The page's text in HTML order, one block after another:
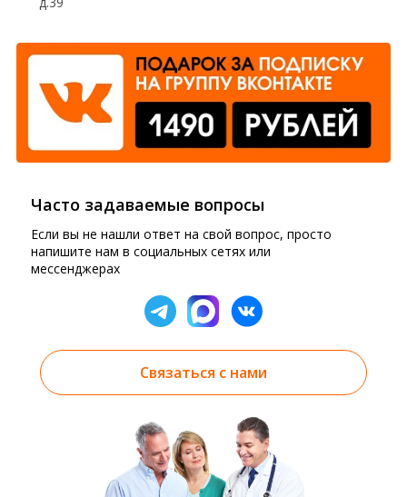
Часто задаваемые вопросы
Если вы не нашли ответ на свой вопрос, просто
напишите нам в социальных сетях или
мессенджерах
Связаться с нами